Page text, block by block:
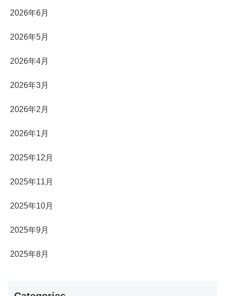
2026年6月
2026年5月
2026年4月
2026年3月
2026年2月
2026年1月
2025年12月
2025年11月
2025年10月
2025年9月
2025年8月